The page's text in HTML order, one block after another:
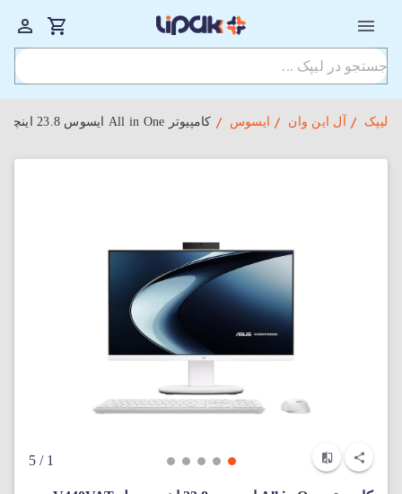
لیپک آل این وان ایسوس کامپیوتر All in One ایسوس 23.8 اینچی مدل V440VAT Core i5 8GB 512GB SSD Intel Touch
1
/ 5